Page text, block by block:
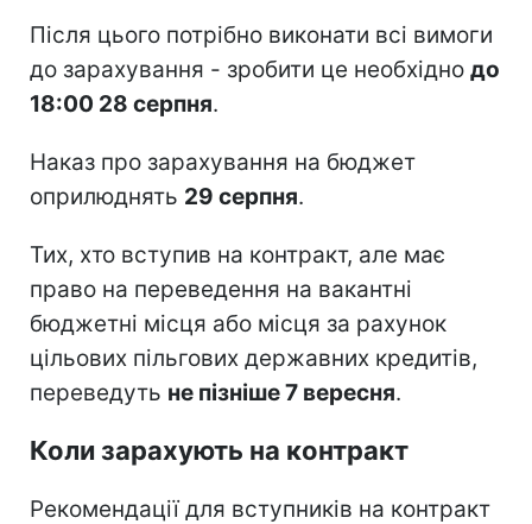
Після цього потрібно виконати всі вимоги
до зарахування - зробити це необхідно до
18:00 28 серпня.
Наказ про зарахування на бюджет
оприлюднять 29 серпня.
Тих, хто вступив на контракт, але має
право на переведення на вакантні
бюджетні місця або місця за рахунок
цільових пільгових державних кредитів,
переведуть не пізніше 7 вересня.
Коли зарахують на контракт
Рекомендації для вступників на контракт